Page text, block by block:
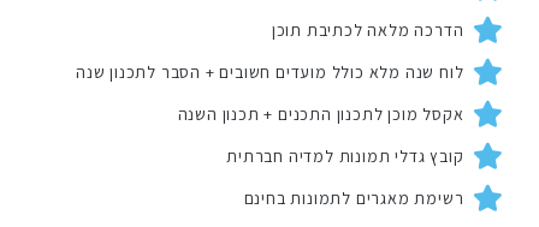
הדרכה מלאה לכתיבת תוכן
לוח שנה מלא כולל מועדים חשובים + הסבר לתכנון שנה
אקסל מוכן לתכנון התכנים + תכנון השנה
קובץ גדלי תמונות למדיה חברתית
רשימת מאגרים לתמונות בחינם